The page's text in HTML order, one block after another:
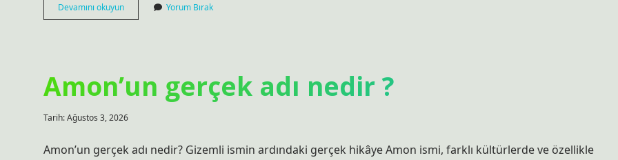
Devamını okuyunAvene
güneş
Yorum Bırak
Amon’un gerçek adı nedir ?
Tarih: Ağustos 3, 2026
Amon’un gerçek adı nedir? Gizemli ismin ardındaki gerçek hikâye Amon ismi, farklı kültürlerde ve özellikle